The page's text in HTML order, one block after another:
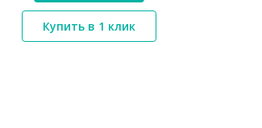
Купить в 1 клик